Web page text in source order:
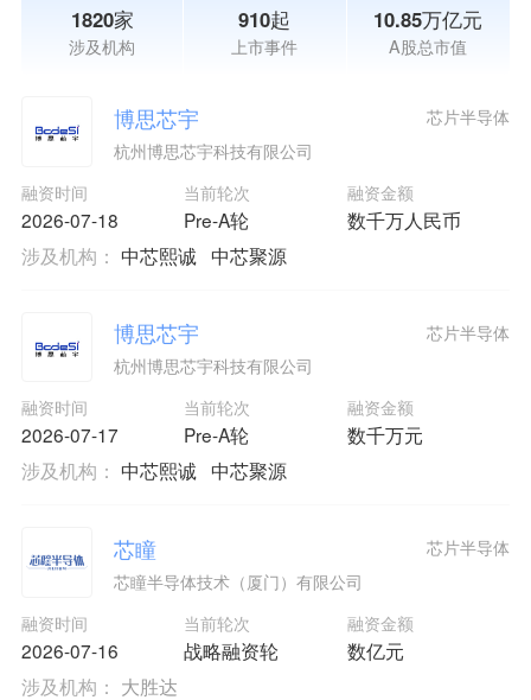
1820家
涉及机构
910起
上市事件
10.85万亿元
A股总市值
博思芯宇
杭州博思芯宇科技有限公司
融资时间
2026-07-18
当前轮次
Pre-A轮
融资金额
数千万人民币
芯片半导体
涉及机构： 中芯熙诚 中芯聚源
博思芯宇
杭州博思芯宇科技有限公司
融资时间
2026-07-17
当前轮次
Pre-A轮
融资金额
数千万元
芯片半导体
涉及机构： 中芯熙诚 中芯聚源
芯瞳
芯瞳半导体技术（厦门）有限公司
融资时间
2026-07-16
当前轮次
战略融资轮
融资金额
数亿元
芯片半导体
涉及机构： 大胜达